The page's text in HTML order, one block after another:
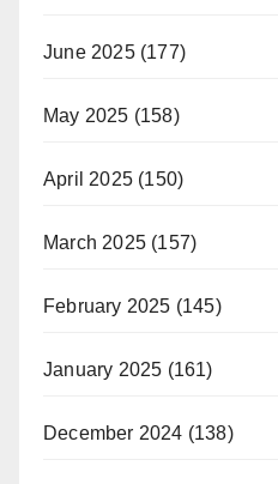
June 2025(177)
May 2025 (158)
April 2025 (150)
March 2025 (157)
February 2025 (145)
January 2025 (161)
December 2024 (138)